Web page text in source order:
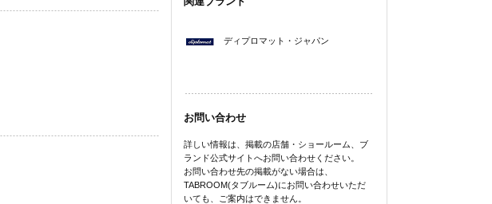
ディプロマット・ジャパン
お問い合わせ
詳しい情報は、掲載の店舗・ショールーム、ブ
ランド公式サイトへお問い合わせください。
お問い合わせ先の掲載がない場合は、
TABROOM(タブルーム)にお問い合わせいただ
いても、ご案内はできません。